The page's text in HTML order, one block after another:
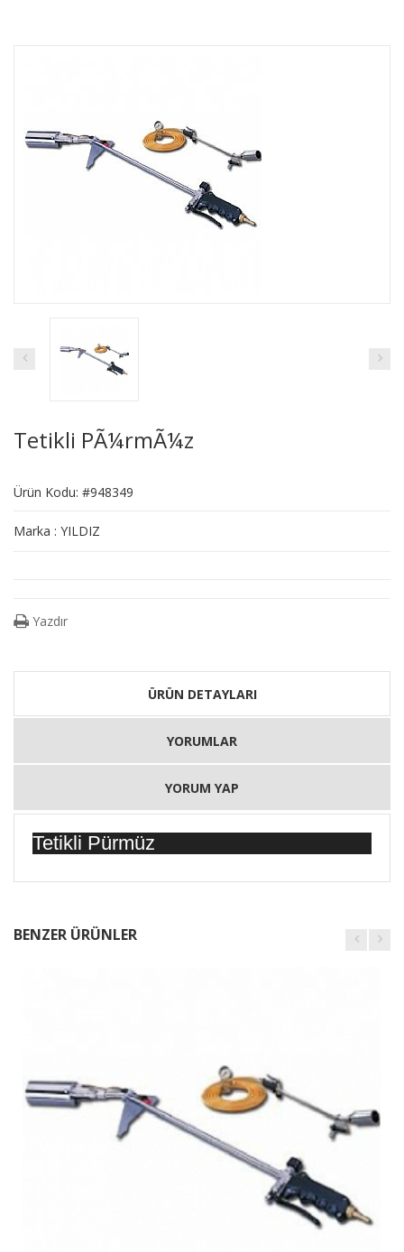
Tetikli PÃ¼rmÃ¼z
Ürün Kodu: #948349
Marka : YILDIZ
Yazdır
ÜRÜN DETAYLARI
YORUMLAR
YORUM YAP
Tetikli Pürmüz
BENZER ÜRÜNLER